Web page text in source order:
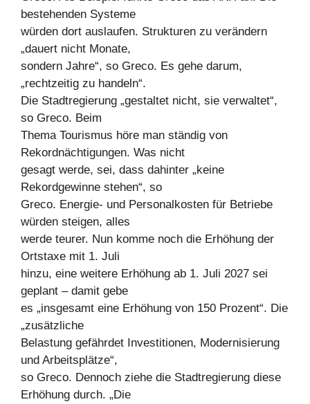
bestehenden Systeme
würden dort auslaufen. Strukturen zu verändern
„dauert nicht Monate,
sondern Jahre“, so Greco. Es gehe darum,
„rechtzeitig zu handeln“.
Die Stadtregierung „gestaltet nicht, sie verwaltet“,
so Greco. Beim
Thema Tourismus höre man ständig von
Rekordnächtigungen. Was nicht
gesagt werde, sei, dass dahinter „keine
Rekordgewinne stehen“, so
Greco. Energie- und Personalkosten für Betriebe
würden steigen, alles
werde teurer. Nun komme noch die Erhöhung der
Ortstaxe mit 1. Juli
hinzu, eine weitere Erhöhung ab 1. Juli 2027 sei
geplant – damit gebe
es „insgesamt eine Erhöhung von 150 Prozent“. Die
„zusätzliche
Belastung gefährdet Investitionen, Modernisierung
und Arbeitsplätze“,
so Greco. Dennoch ziehe die Stadtregierung diese
Erhöhung durch. „Die